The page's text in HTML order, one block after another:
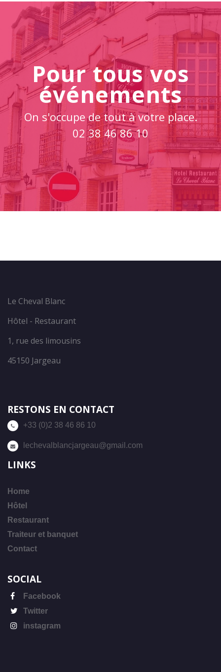
Pour tous vos
événements
On s'occupe de tout à votre place.
02 38 46 86 10
Le Cheval Blanc
Hôtel - Restaurant
1, rue des limousins
45150 Jargeau
RESTONS EN CONTACT
+33 (0)2 38 46 86 10
lechevalblancjargeau@gmail.com
LINKS
Home
Hôtel
Restaurant
Traiteur et banquet
Contact
SOCIAL
Facebook
Twitter
instagram